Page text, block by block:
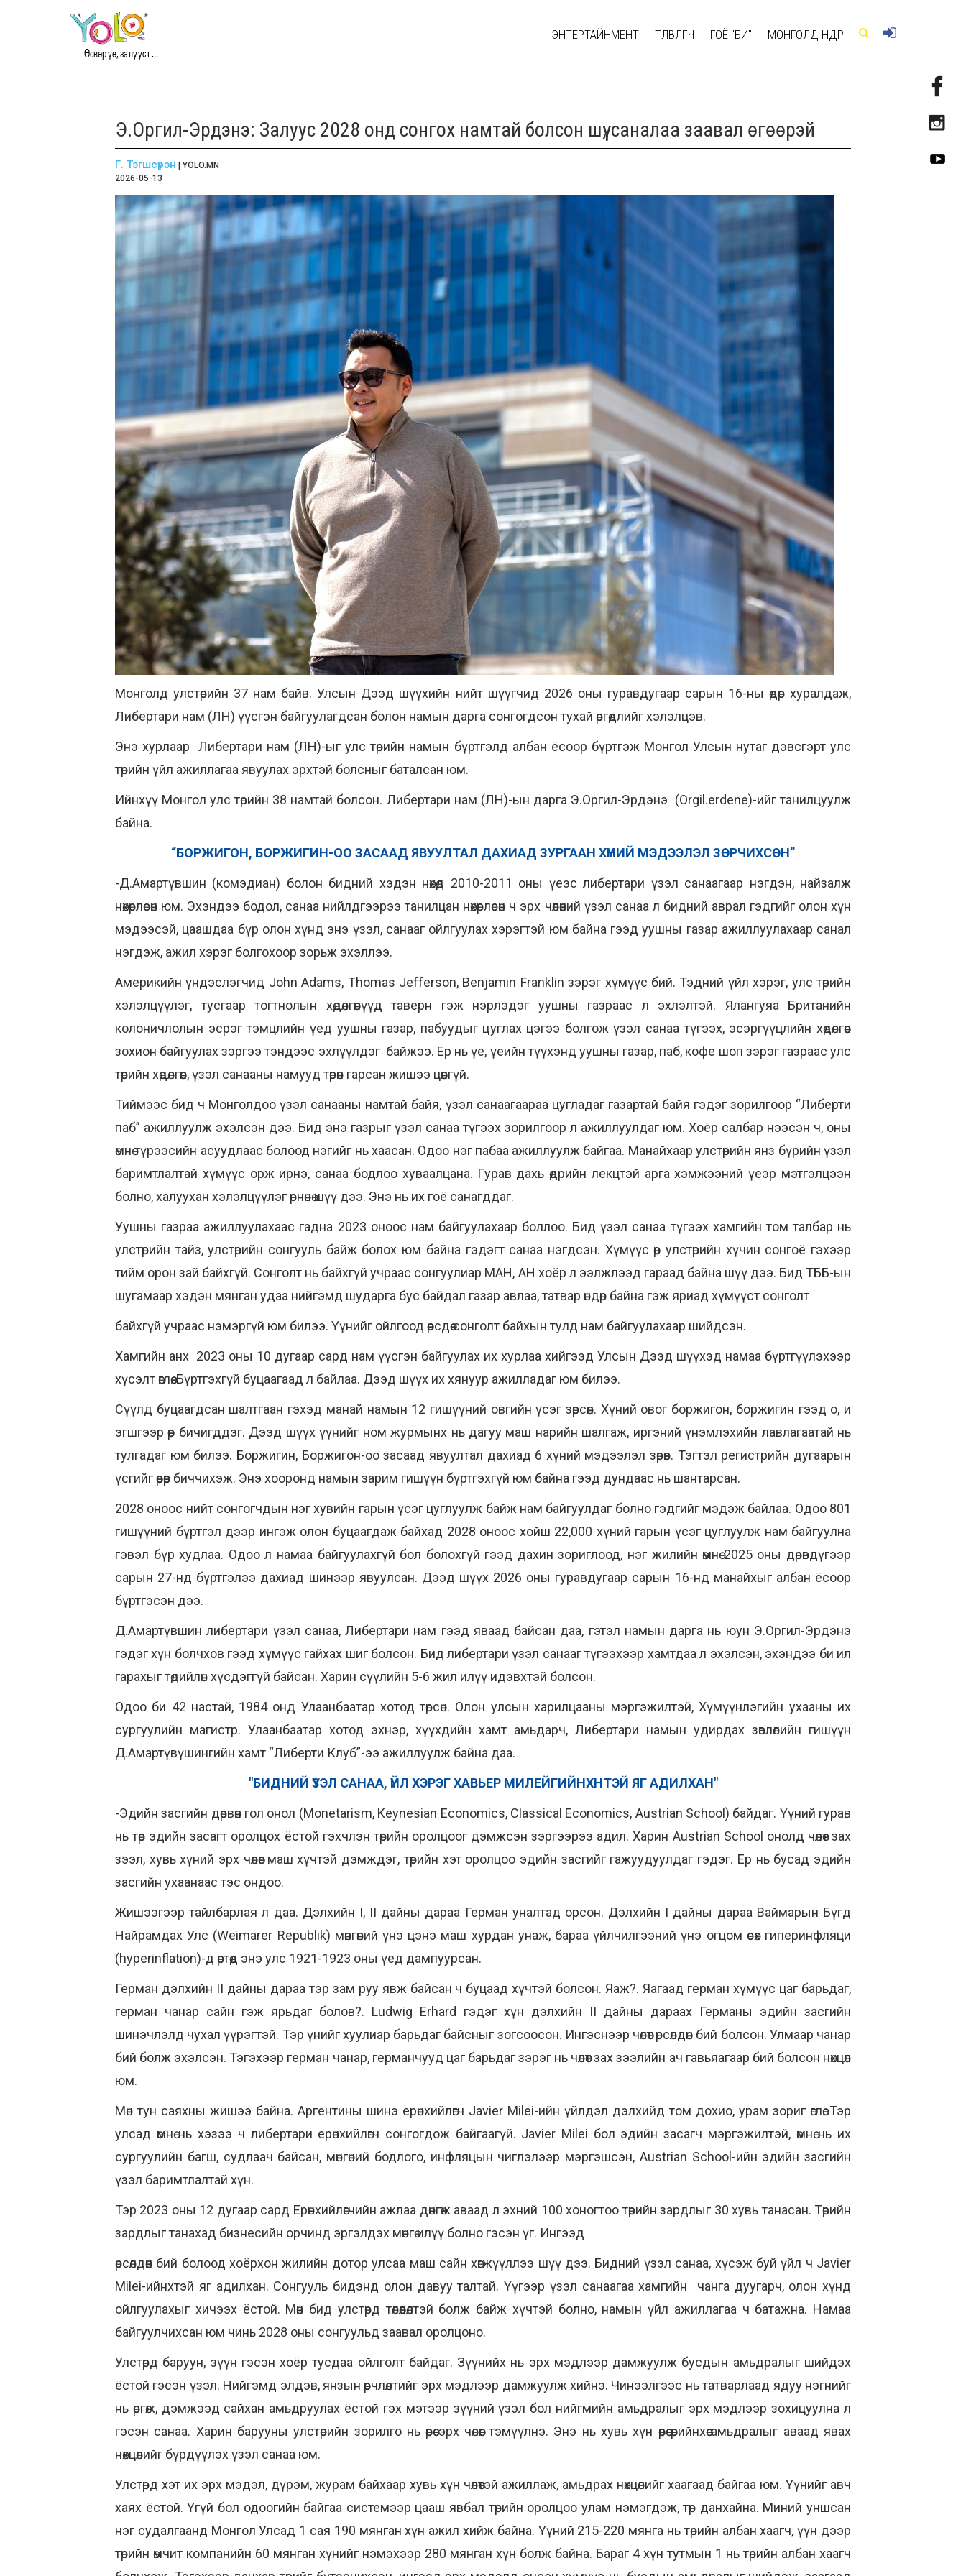
Өсвөр үе, залууст ...
ЭНТЕРТАЙНМЕНТ ТӨЛӨВЛӨГЧ ГОЁ "БИ" МОНГОЛД ӨНӨӨДӨР
Э.Оргил-Эрдэнэ: Залуус 2028 онд сонгох намтай болсон шүү, саналаа заавал өгөөрэй
Г. Тэгшсүрэн | YOLO.MN
2026-05-13
Монголд улстөрийн 37 нам байв. Улсын Дээд шүүхийн нийт шүүгчид 2026 оны гуравдугаар сарын 16-ны өдөр хуралдаж,
Либертари нам (ЛН) үүсгэн байгуулагдсан болон намын дарга сонгогдсон тухай өргөдлийг хэлэлцэв.
Энэ хурлаар Либертари нам (ЛН)-ыг улс төрийн намын бүртгэлд албан ёсоор бүртгэж Монгол Улсын нутаг дэвсгэрт улс
төрийн үйл ажиллагаа явуулах эрхтэй болсныг баталсан юм.
Ийнхүү Монгол улс төрийн 38 намтай болсон. Либертари нам (ЛН)-ын дарга Э.Оргил-Эрдэнэ (Orgil.erdene)-ийг танилцуулж
байна.
“БОРЖИГОН, БОРЖИГИН-ОО ЗАСААД ЯВУУЛТАЛ ДАХИАД ЗУРГААН ХҮНИЙ МЭДЭЭЛЭЛ ЗӨРЧИХСӨН”
-Д.Амартүвшин (комэдиан) болон бидний хэдэн нөхөд 2010-2011 оны үеэс либертари үзэл санаагаар нэгдэн, найзалж
нөхөрлөсөн юм. Эхэндээ бодол, санаа нийлдгээрээ танилцан нөхөрлөсөн ч эрх чөлөөний үзэл санаа л бидний аврал гэдгийг олон хүн
мэдээсэй, цаашдаа бүр олон хүнд энэ үзэл, санааг ойлгуулах хэрэгтэй юм байна гээд уушны газар ажиллуулахаар санал
нэгдэж, ажил хэрэг болгохоор зорьж эхэллээ.
Америкийн үндэслэгчид John Adams, Thomas Jefferson, Benjamin Franklin зэрэг хүмүүс бий. Тэдний үйл хэрэг, улс төрийн
хэлэлцүүлэг, тусгаар тогтнолын хөдөлгөөнүүд таверн гэж нэрлэдэг уушны газраас л эхлэлтэй. Ялангуяа Британийн
колоничлолын эсрэг тэмцлийн үед уушны газар, пабуудыг цуглах цэгээ болгож үзэл санаа түгээх, эсэргүүцлийн хөдөлгөөн
зохион байгуулах зэргээ тэндээс эхлүүлдэг байжээ. Ер нь үе, үеийн түүхэнд уушны газар, паб, кофе шоп зэрэг газраас улс
төрийн хөдөлгөөн, үзэл санааны намууд төрөн гарсан жишээ цөөнгүй.
Тиймээс бид ч Монголдоо үзэл санааны намтай байя, үзэл санаагаараа цугладаг газартай байя гэдэг зорилгоор “Либерти
паб” ажиллуулж эхэлсэн дээ. Бид энэ газрыг үзэл санаа түгээх зорилгоор л ажиллуулдаг юм. Хоёр салбар нээсэн ч, оны
өмнө түрээсийн асуудлаас болоод нэгийг нь хаасан. Одоо нэг пабаа ажиллуулж байгаа. Манайхаар улстөрийн янз бүрийн үзэл
баримтлалтай хүмүүс орж ирнэ, санаа бодлоо хуваалцана. Гурав дахь өдрийн лекцтэй арга хэмжээний үеэр мэтгэлцээн
болно, халуухан хэлэлцүүлэг өрнөнө шүү дээ. Энэ нь их гоё санагддаг.
Уушны газраа ажиллуулахаас гадна 2023 оноос нам байгуулахаар боллоо. Бид үзэл санаа түгээх хамгийн том талбар нь
улстөрийн тайз, улстөрийн сонгууль байж болох юм байна гэдэгт санаа нэгдсэн. Хүмүүс өөр улстөрийн хүчин сонгоё гэхээр
тийм орон зай байхгүй. Сонголт нь байхгүй учраас сонгуулиар МАН, АН хоёр л ээлжлээд гараад байна шүү дээ. Бид ТББ-ын
шугамаар хэдэн мянган удаа нийгэмд шударга бус байдал газар авлаа, татвар өндөр байна гэж яриад хүмүүст сонголт
байхгүй учраас нэмэргүй юм билээ. Үүнийг ойлгоод өөрсдөө сонголт байхын тулд нам байгуулахаар шийдсэн.
Хамгийн анх 2023 оны 10 дугаар сард нам үүсгэн байгуулах их хурлаа хийгээд Улсын Дээд шүүхэд намаа бүртгүүлэхээр
хүсэлт өглөө. Бүртгэхгүй буцаагаад л байлаа. Дээд шүүх их хянуур ажилладаг юм билээ.
Сүүлд буцаагдсан шалтгаан гэхэд манай намын 12 гишүүний овгийн үсэг зөрсөн. Хүний овог боржигон, боржигин гээд о, и
эгшгээр өөр бичигддэг. Дээд шүүх үүнийг ном журмынх нь дагуу маш нарийн шалгаж, иргэний үнэмлэхийн лавлагаатай нь
тулгадаг юм билээ. Боржигин, Боржигон-оо засаад явуултал дахиад 6 хүний мэдээлэл зөрөв. Тэгтэл регистрийн дугаарын
үсгийг өөрөөр биччихэж. Энэ хооронд намын зарим гишүүн бүртгэхгүй юм байна гээд дундаас нь шантарсан.
2028 оноос нийт сонгогчдын нэг хувийн гарын үсэг цуглуулж байж нам байгуулдаг болно гэдгийг мэдэж байлаа. Одоо 801
гишүүний бүртгэл дээр ингэж олон буцаагдаж байхад 2028 оноос хойш 22,000 хүний гарын үсэг цуглуулж нам байгуулна
гэвэл бүр худлаа. Одоо л намаа байгуулахгүй бол болохгүй гээд дахин зориглоод, нэг жилийн өмнө 2025 оны дөрөвдүгээр
сарын 27-нд бүртгэлээ дахиад шинээр явуулсан. Дээд шүүх 2026 оны гуравдугаар сарын 16-нд манайхыг албан ёсоор
бүртгэсэн дээ.
Д.Амартүвшин либертари үзэл санаа, Либертари нам гээд яваад байсан даа, гэтэл намын дарга нь юун Э.Оргил-Эрдэнэ
гэдэг хүн болчхов гээд хүмүүс гайхах шиг болсон. Бид либертари үзэл санааг түгээхээр хамтдаа л эхэлсэн, эхэндээ би ил
гарахыг төдийлөн хүсдэггүй байсан. Харин сүүлийн 5-6 жил илүү идэвхтэй болсон.
Одоо би 42 настай, 1984 онд Улаанбаатар хотод төрсөн. Олон улсын харилцааны мэргэжилтэй, Хүмүүнлэгийн ухааны их
сургуулийн магистр. Улаанбаатар хотод эхнэр, хүүхдийн хамт амьдарч, Либертари намын удирдах зөвлөлийн гишүүн
Д.Амартүвүшингийн хамт “Либерти Клуб”-ээ ажиллуулж байна даа.
"БИДНИЙ ҮЗЭЛ САНАА, ҮЙЛ ХЭРЭГ ХАВЬЕР МИЛЕЙГИЙНХНТЭЙ ЯГ АДИЛХАН"
-Эдийн засгийн дөрвөн гол онол (Monetarism, Keynesian Economics, Classical Economics, Austrian School) байдаг. Үүний гурав
нь төр эдийн засагт оролцох ёстой гэхчлэн төрийн оролцоог дэмжсэн зэргээрээ адил. Харин Austrian School онолд чөлөөт зах
зээл, хувь хүний эрх чөлөөг маш хүчтэй дэмждэг, төрийн хэт оролцоо эдийн засгийг гажуудуулдаг гэдэг. Ер нь бусад эдийн
засгийн ухаанаас тэс ондоо.
Жишээгээр тайлбарлая л даа. Дэлхийн I, II дайны дараа Герман уналтад орсон. Дэлхийн I дайны дараа Ваймарын Бүгд
Найрамдах Улс (Weimarer Republik) мөнгөний үнэ цэнэ маш хурдан унаж, бараа үйлчилгээний үнэ огцом өсөх гиперинфляци
(hyperinflation)-д өртөөд энэ улс 1921-1923 оны үед дампуурсан.
Герман дэлхийн II дайны дараа тэр зам руу явж байсан ч буцаад хүчтэй болсон. Яаж?. Яагаад герман хүмүүс цаг барьдаг,
герман чанар сайн гэж ярьдаг болов?. Ludwig Erhard гэдэг хүн дэлхийн II дайны дараах Германы эдийн засгийн
шинэчлэлд чухал үүрэгтэй. Тэр үнийг хуулиар барьдаг байсныг зогсоосон. Ингэснээр чөлөөт өрсөлдөөн бий болсон. Улмаар чанар
бий болж эхэлсэн. Тэгэхээр герман чанар, германчууд цаг барьдаг зэрэг нь чөлөөт зах зээлийн ач гавьяагаар бий болсон нөхцөл
юм.
Мөн тун саяхны жишээ байна. Аргентины шинэ ерөнхийлөгч Javier Milei-ийн үйлдэл дэлхийд том дохио, урам зориг өглөө. Тэр
улсад өмнө нь хэзээ ч либертари ерөнхийлөгч сонгогдож байгаагүй. Javier Milei бол эдийн засагч мэргэжилтэй, өмнө нь их
сургуулийн багш, судлаач байсан, мөнгөний бодлого, инфляцын чиглэлээр мэргэшсэн, Austrian School-ийн эдийн засгийн
үзэл баримтлалтай хүн.
Тэр 2023 оны 12 дугаар сард Ерөнхийлөгчийн ажлаа дөнгөж аваад л эхний 100 хоногтоо төрийн зардлыг 30 хувь танасан. Төрийн
зардлыг танахад бизнесийн орчинд эргэлдэх мөнгө илүү болно гэсэн үг. Ингээд
өрсөлдөөн бий болоод хоёрхон жилийн дотор улсаа маш сайн хөгжүүллээ шүү дээ. Бидний үзэл санаа, хүсэж буй үйл ч Javier
Milei-ийнхтэй яг адилхан. Сонгууль бидэнд олон давуу талтай. Үүгээр үзэл санаагаа хамгийн чанга дуугарч, олон хүнд
ойлгуулахыг хичээх ёстой. Мөн бид улстөрд төлөөлөлтэй болж байж хүчтэй болно, намын үйл ажиллагаа ч батажна. Намаа
байгуулчихсан юм чинь 2028 оны сонгуульд заавал оролцоно.
Улстөрд баруун, зүүн гэсэн хоёр тусдаа ойлголт байдаг. Зүүнийх нь эрх мэдлээр дамжуулж бусдын амьдралыг шийдэх
ёстой гэсэн үзэл. Нийгэмд элдэв, янзын өөрчлөлтийг эрх мэдлээр дамжуулж хийнэ. Чинээлгээс нь татварлаад ядуу нэгнийг
нь өргөж, дэмжээд сайхан амьдруулах ёстой гэх мэтээр зүүний үзэл бол нийгмийн амьдралыг эрх мэдлээр зохицуулна л
гэсэн санаа. Харин барууны улстөрийн зорилго нь өөрөө эрх чөлөөг тэмүүлнэ. Энэ нь хувь хүн өөрөө өөрийнхөө амьдралыг аваад явах
нөхцөлийг бүрдүүлэх үзэл санаа юм.
Улстөрд хэт их эрх мэдэл, дүрэм, журам байхаар хувь хүн чөлөөтэй ажиллаж, амьдрах нөхцөлийг хаагаад байгаа юм. Үүнийг авч
хаях ёстой. Үгүй бол одоогийн байгаа системээр цааш явбал төрийн оролцоо улам нэмэгдэж, төр данхайна. Миний уншсан
нэг судалгаанд Монгол Улсад 1 сая 190 мянган хүн ажил хийж байна. Үүний 215-220 мянга нь төрийн албан хаагч, үүн дээр
төрийн өмчит компанийн 60 мянган хүнийг нэмэхээр 280 мянган хүн болж байна. Бараг 4 хүн тутмын 1 нь төрийн албан хаагч